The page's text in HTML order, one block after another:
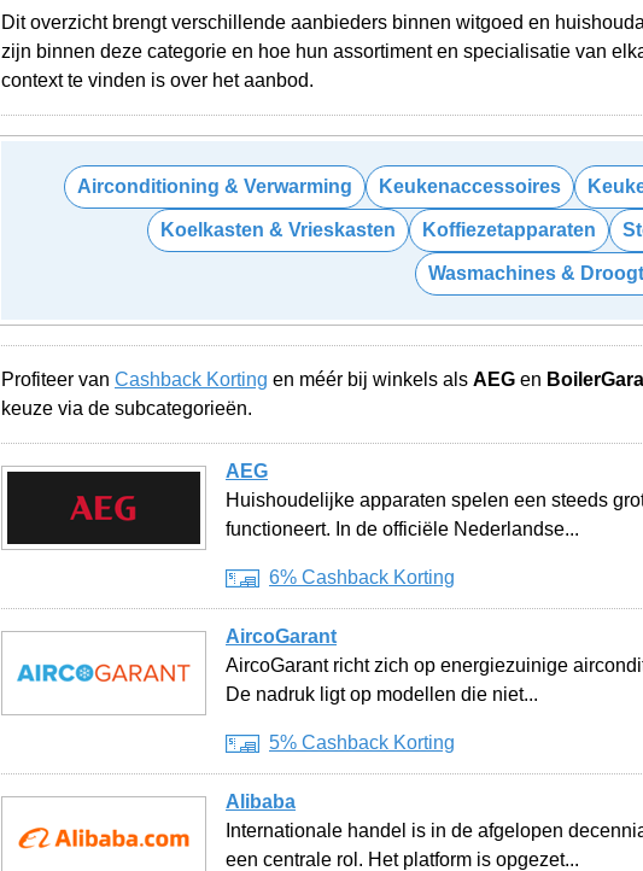
Dit overzicht brengt verschillende aanbieders binnen witgoed en
zijn binnen deze categorie en hoe hun assortiment en specialisatie van
context te vinden is over het aanbod.
Airconditioning & Verwarming Keukenaccessoires
Koelkasten & Vrieskasten Koffiezetapparaten
Wasmachines &
Profiteer van Cashback Korting en méér bij winkels als AEG en
keuze via de subcategorieën.
AEG
Huishoudelijke apparaten spelen een steeds
functioneert. In de officiële Nederlandse...
6% Cashback Korting
AircoGarant
AircoGarant richt zich op energiezuinige
De nadruk ligt op modellen die niet...
5% Cashback Korting
Alibaba
Internationale handel is in de afgelopen
een centrale rol. Het platform is opgezet...